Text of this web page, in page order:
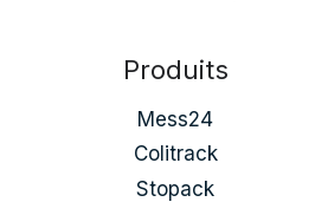
Produits
Mess24
Colitrack
Stopack